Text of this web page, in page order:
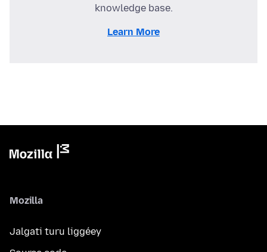
knowledge base.
Learn More
Mozilla
Jalgati turu liggéey